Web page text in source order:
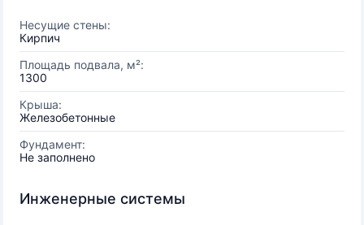
Несущие стены:
Кирпич
Площадь подвала, м²:
1300
Крыша:
Железобетонные
Фундамент:
Не заполнено
Инженерные системы